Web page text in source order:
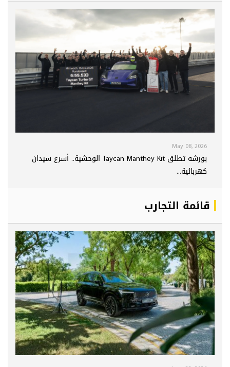
May 08, 2026
بورشه تطلق Taycan Manthey Kit الوحشية.. أسرع سيدان
كهربائية...
قائمة التجارب